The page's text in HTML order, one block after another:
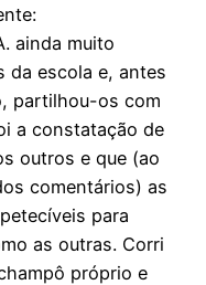
ainda muito
da escola e, antes
partilhou-os com
a constatação de
outros e que (ao
comentários) as
para
as outras. Corri
próprio e